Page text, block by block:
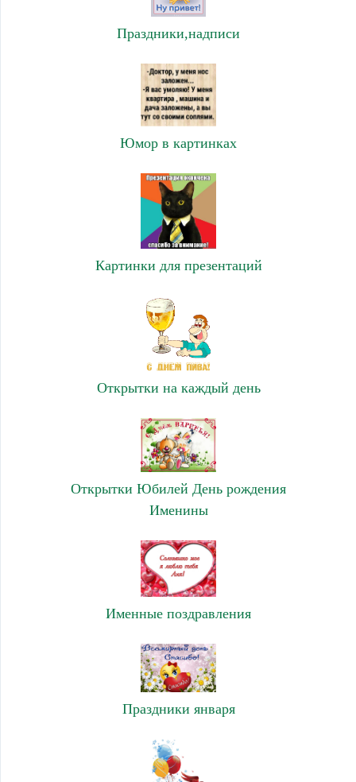
Праздники,надписи
Юмор в картинках
Картинки для презентаций
Открытки на каждый день
Открытки Юбилей День рождения
Именины
Именные поздравления
Праздники января